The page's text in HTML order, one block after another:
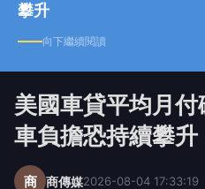
攀升
向下繼續閱讀
美國車貸平均月
車負擔恐持續攀升
商 商傳媒2026-08-04 17:33:19